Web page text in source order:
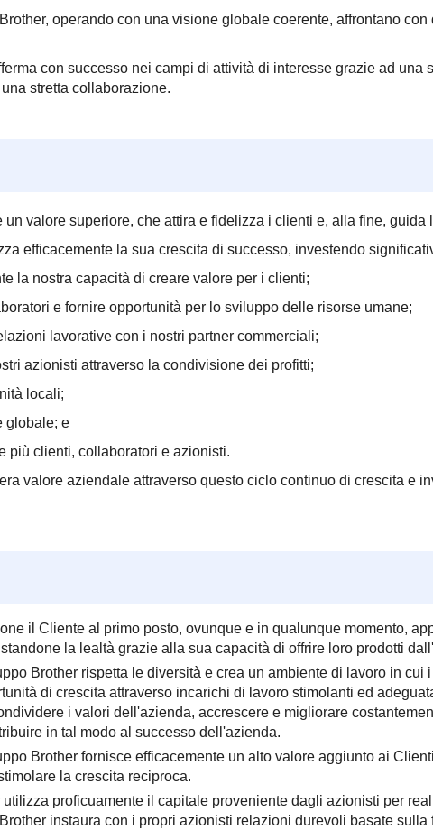
Brother, operando con una visione globale coerente, affrontano
con successo nei campi di attività di interesse grazie ad
stretta collaborazione.
un valore superiore, che attira e fidelizza i clienti e, alla fine, guida
efficacemente la sua crescita di successo, investendo
la nostra capacità di creare valore per i clienti;
e fornire opportunità per lo sviluppo delle risorse umane;
lavorative con i nostri partner commerciali;
azionisti attraverso la condivisione dei profitti;
locali;
globale; e
più clienti, collaboratori e azionisti.
valore aziendale attraverso questo ciclo continuo di crescita
il Cliente al primo posto, ovunque e in qualunque momento,
la lealtà grazie alla sua capacità di offrire loro prodotti
Brother rispetta le diversità e crea un ambiente di lavoro in
di crescita attraverso incarichi di lavoro stimolanti ed
i valori dell'azienda, accrescere e migliorare
in tal modo al successo dell'azienda.
Brother fornisce efficacemente un alto valore aggiunto ai
la crescita reciproca.
utilizza proficuamente il capitale proveniente dagli azionisti per
instaura con i propri azionisti relazioni durevoli basate sulla